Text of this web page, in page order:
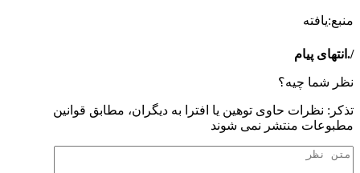
منبع:یافته
/.انتهای پیام
نظر شما چیه؟
تذكر: نظرات حاوی توهين يا افترا به ديگران، مطابق قوانين
مطبوعات منتشر نمی شوند